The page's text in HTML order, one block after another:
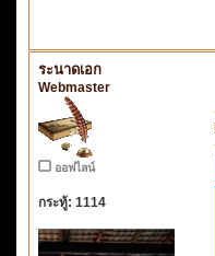
ระนาดเอก
Webmaster
ออฟไลน์
กระทู้: 1114